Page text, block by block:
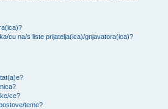
cu na/s liste prijatelja(ica)/gnjavatora(ica)?
ce?
teme?